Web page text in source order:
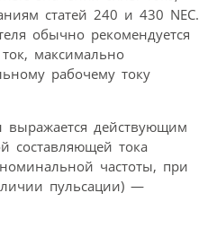
статей 240 и 430 NEC.
обычно рекомендуется
максимально
рабочему току
действующим
составляющей тока
частоты, при
пульсации) —